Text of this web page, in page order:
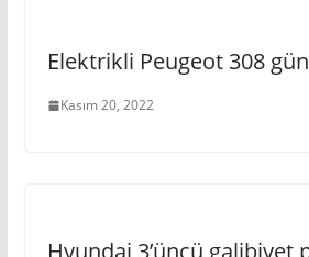
Elektrikli Peugeot 308
Kasım 20, 2022
Hyundai 3’üncü galibiyet